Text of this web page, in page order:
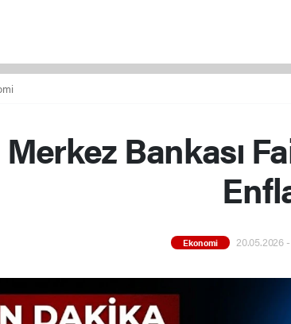
Merkez Bankası
Ekonomi 20.05.2026